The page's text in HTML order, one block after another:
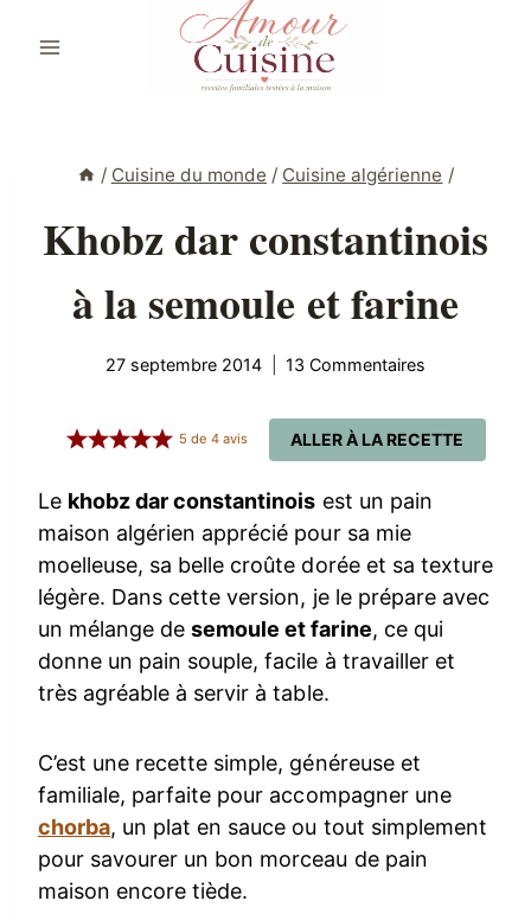
/ Cuisine du monde / Cuisine algérienne /
Khobz dar constantinois
à la semoule et farine
27 septembre 2014 13 Commentaires
ALLER À LA RECETTE
5 de4 avis
Le khobz dar constantinois est un pain
maison algérien apprécié pour sa mie
moelleuse, sa belle croûte dorée et sa texture
légère. Dans cette version, je le prépare avec
un mélange desemoule et farine, ce qui
donne un pain souple, facile à travailler et
très agréable à servir à table.
C’est une recette simple, généreuse et
familiale, parfaite pour accompagner une
chorba, un plat en sauce ou tout simplement
pour savourer un bon morceau de pain
maison encore tiède.